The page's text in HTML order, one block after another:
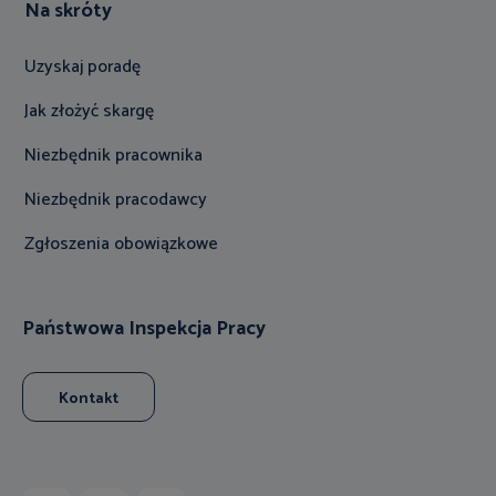
Na skróty
Uzyskaj poradę
Jak złożyć skargę
Niezbędnik pracownika
Niezbędnik pracodawcy
Zgłoszenia obowiązkowe
Państwowa Inspekcja Pracy
Kontakt